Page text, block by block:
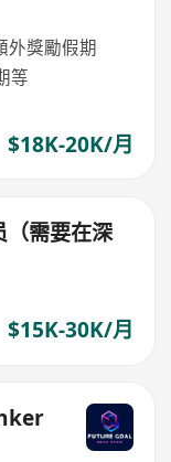
外獎勵假期
等
$18K-20K/月
（需要在深
$15K-30K/月